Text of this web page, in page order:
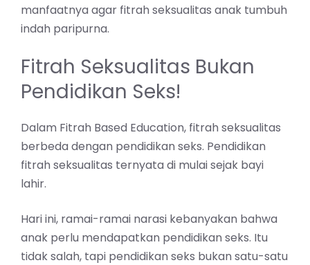
manfaatnya agar fitrah seksualitas anak tumbuh
indah paripurna.
Fitrah Seksualitas Bukan
Pendidikan Seks!
Dalam Fitrah Based Education, fitrah seksualitas
berbeda dengan pendidikan seks. Pendidikan
fitrah seksualitas ternyata di mulai sejak bayi
lahir.
Hari ini, ramai-ramai narasi kebanyakan bahwa
anak perlu mendapatkan pendidikan seks. Itu
tidak salah, tapi pendidikan seks bukan satu-satu